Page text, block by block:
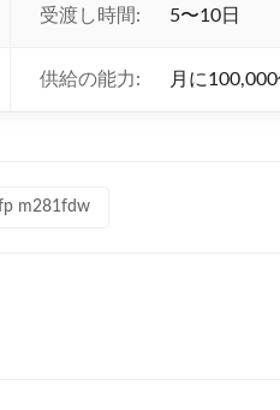
受渡し時間: 5〜10日
供給の能力: 月に
m281fdw